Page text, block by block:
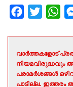
Facebook
Twitter
വാർത്തകളോട്
നിയമവിരുദ്ധവും
പരാമർശങ്ങൾ
പാടില്ല.